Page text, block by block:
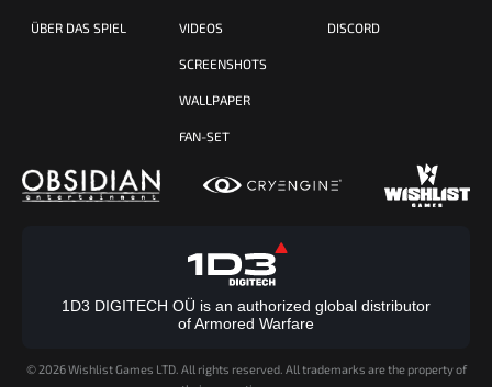
ÜBER DAS SPIEL VIDEOS
SCREENSHOTS
WALLPAPER
FAN-SET
DISCORD
1D3 DIGITECH OÜ is an authorized global distributor
of Armored Warfare
© 2026 Wishlist Games LTD. All rights reserved. All trademarks are the property of